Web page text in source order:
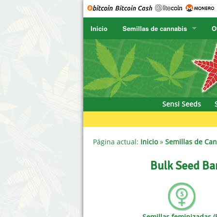
Inicio Semillas de cannabis
SENSI SEEDS
SENSI SEEDS RESEARCH
NIRVANA
SERIOUS SEEDS
CBD
Chronic
Dr.
Dutch
Exotic
Sensi Seeds
Página actual: Inicio» Semillas de
Bulk Seed